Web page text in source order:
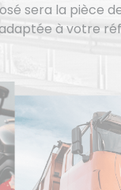
sera la pièce
à votre